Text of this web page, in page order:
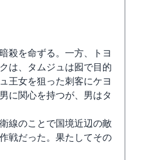
殺を命ずる。一方、トヨ
は、タムジュは囮で目的
王女を狙った刺客にケヨ
に関心を持つが、男はタ
線のことで国境近辺の敵
戦だった。果たしてその